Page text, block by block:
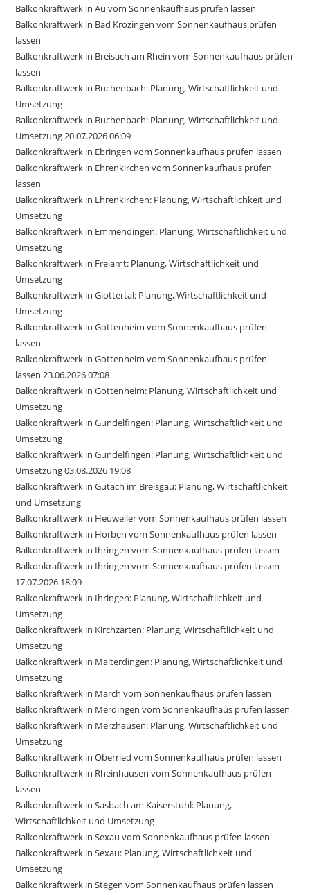
Balkonkraftwerk in Au vom Sonnenkaufhaus prüfen lassen
Balkonkraftwerk in Bad Krozingen vom Sonnenkaufhaus prüfen
lassen
Balkonkraftwerk in Breisach am Rhein vom Sonnenkaufhaus prüfen
lassen
Balkonkraftwerk in Buchenbach: Planung, Wirtschaftlichkeit und
Umsetzung
Balkonkraftwerk in Buchenbach: Planung, Wirtschaftlichkeit und
Umsetzung 20.07.2026 06:09
Balkonkraftwerk in Ebringen vom Sonnenkaufhaus prüfen lassen
Balkonkraftwerk in Ehrenkirchen vom Sonnenkaufhaus prüfen
lassen
Balkonkraftwerk in Ehrenkirchen: Planung, Wirtschaftlichkeit und
Umsetzung
Balkonkraftwerk in Emmendingen: Planung, Wirtschaftlichkeit und
Umsetzung
Balkonkraftwerk in Freiamt: Planung, Wirtschaftlichkeit und
Umsetzung
Balkonkraftwerk in Glottertal: Planung, Wirtschaftlichkeit und
Umsetzung
Balkonkraftwerk in Gottenheim vom Sonnenkaufhaus prüfen
lassen
Balkonkraftwerk in Gottenheim vom Sonnenkaufhaus prüfen
lassen 23.06.2026 07:08
Balkonkraftwerk in Gottenheim: Planung, Wirtschaftlichkeit und
Umsetzung
Balkonkraftwerk in Gundelfingen: Planung, Wirtschaftlichkeit und
Umsetzung
Balkonkraftwerk in Gundelfingen: Planung, Wirtschaftlichkeit und
Umsetzung 03.08.2026 19:08
Balkonkraftwerk in Gutach im Breisgau: Planung, Wirtschaftlichkeit
und Umsetzung
Balkonkraftwerk in Heuweiler vom Sonnenkaufhaus prüfen lassen
Balkonkraftwerk in Horben vom Sonnenkaufhaus prüfen lassen
Balkonkraftwerk in Ihringen vom Sonnenkaufhaus prüfen lassen
Balkonkraftwerk in Ihringen vom Sonnenkaufhaus prüfen lassen
17.07.2026 18:09
Balkonkraftwerk in Ihringen: Planung, Wirtschaftlichkeit und
Umsetzung
Balkonkraftwerk in Kirchzarten: Planung, Wirtschaftlichkeit und
Umsetzung
Balkonkraftwerk in Malterdingen: Planung, Wirtschaftlichkeit und
Umsetzung
Balkonkraftwerk in March vom Sonnenkaufhaus prüfen lassen
Balkonkraftwerk in Merdingen vom Sonnenkaufhaus prüfen lassen
Balkonkraftwerk in Merzhausen: Planung, Wirtschaftlichkeit und
Umsetzung
Balkonkraftwerk in Oberried vom Sonnenkaufhaus prüfen lassen
Balkonkraftwerk in Rheinhausen vom Sonnenkaufhaus prüfen
lassen
Balkonkraftwerk in Sasbach am Kaiserstuhl: Planung,
Wirtschaftlichkeit und Umsetzung
Balkonkraftwerk in Sexau vom Sonnenkaufhaus prüfen lassen
Balkonkraftwerk in Sexau: Planung, Wirtschaftlichkeit und
Umsetzung
Balkonkraftwerk in Stegen vom Sonnenkaufhaus prüfen lassen